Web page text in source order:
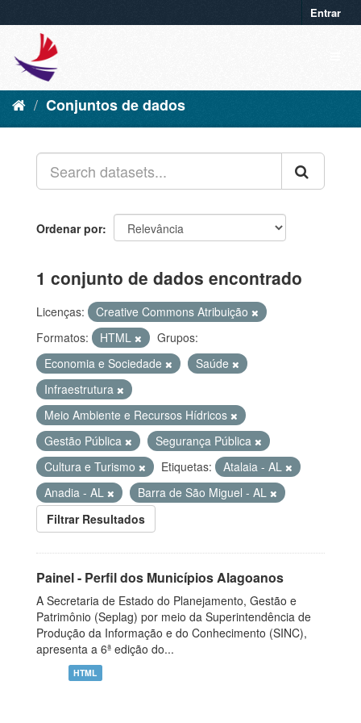
Entrar
Conjuntos de dados
Ordenar por
1 conjunto de dados encontrado
Licenças:
Creative Commons Atribuição
Formatos:
HTML
Grupos:
Economia e Sociedade
Saúde
Infraestrutura
Meio Ambiente e Recursos Hídricos
Gestão Pública
Segurança Pública
Cultura e Turismo
Etiquetas:
Atalaia - AL
Anadia - AL
Barra de São Miguel - AL
Filtrar Resultados
Painel - Perfil dos Municípios Alagoanos
A Secretaria de Estado do Planejamento, Gestão e
Patrimônio (Seplag) por meio da Superintendência de
Produção da Informação e do Conhecimento (SINC),
apresenta a 6ª edição do...
HTML